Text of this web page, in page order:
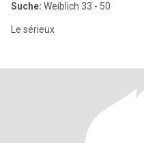
Suche: Weiblich 33 - 50
Le sérieux